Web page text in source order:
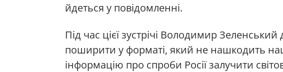
йдеться у повідомленні.
Під час цієї зустрічі Володимир
поширити у форматі, який не нашкодить
інформацію про спроби Росії залучити